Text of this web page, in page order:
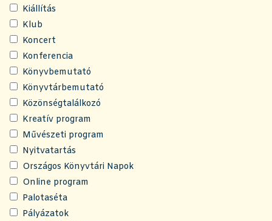
Kiállítás
Klub
Koncert
Konferencia
Könyvbemutató
Könyvtárbemutató
Közönségtalálkozó
Kreatív program
Művészeti program
Nyitvatartás
Országos Könyvtári Napok
Online program
Palotaséta
Pályázatok